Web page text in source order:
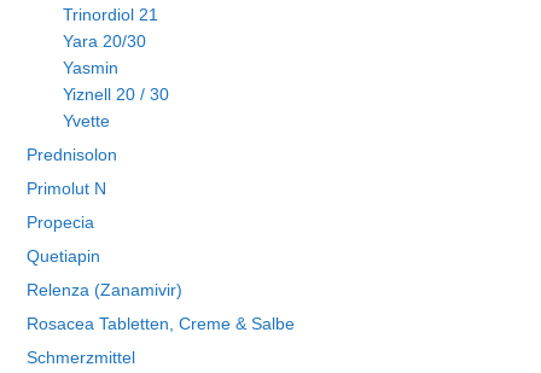
Trinordiol 21
Yara 20/30
Yasmin
Yiznell 20 / 30
Yvette
Prednisolon
Primolut N
Propecia
Quetiapin
Relenza (Zanamivir)
Rosacea Tabletten, Creme & Salbe
Schmerzmittel